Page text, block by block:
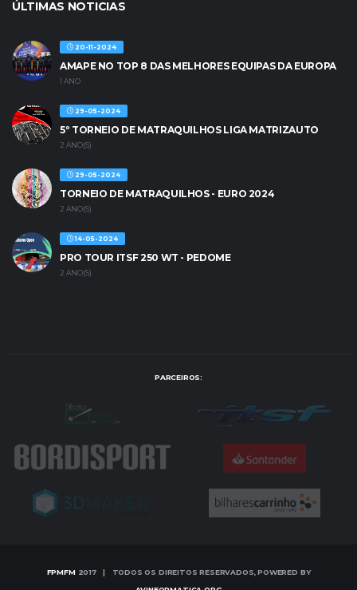
ÚLTIMAS NOTICIAS
20-11-2024
AMAPE NO TOP 8 DAS MELHORES EQUIPAS DA EUROPA
1 ANO
29-05-2024
5º TORNEIO DE MATRAQUILHOS LIGA MATRIZAUTO
2 ANO(S)
29-05-2024
TORNEIO DE MATRAQUILHOS - EURO 2024
2 ANO(S)
14-05-2024
PRO TOUR ITSF 250 WT - PEDOME
2 ANO(S)
PARCEIROS:
FPMFM2017 | TODOS OS DIREITOS RESERVADOS, POWERED BY